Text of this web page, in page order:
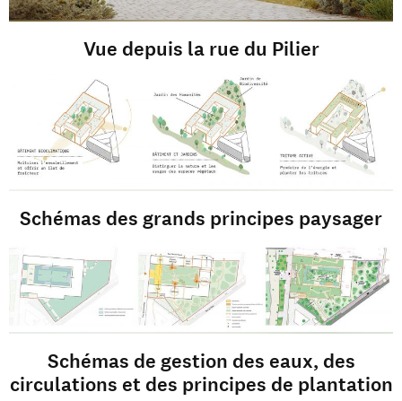
Vue depuis la rue du Pilier
Schémas des grands principes paysager
Schémas de gestion des eaux, des
circulations et des principes de plantation